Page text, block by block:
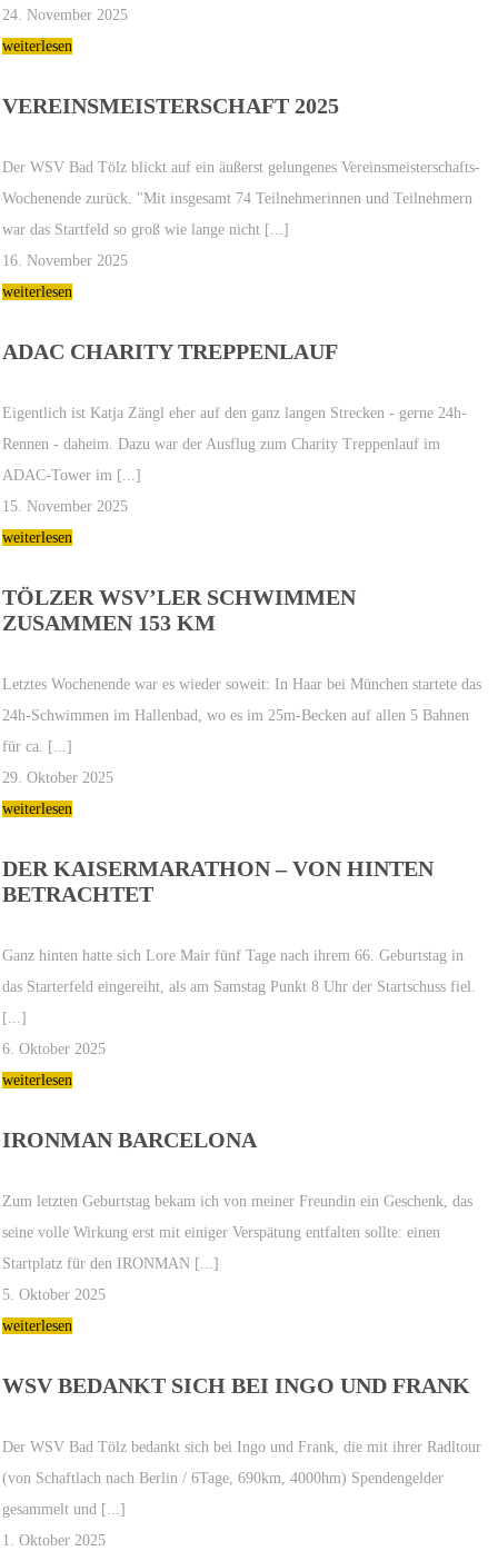
24. November 2025
weiterlesen
VEREINSMEISTERSCHAFT 2025
Der WSV Bad Tölz blickt auf ein äußerst gelungenes Vereinsmeisterschafts-
Wochenende zurück. "Mit insgesamt 74 Teilnehmerinnen und Teilnehmern
war das Startfeld so groß wie lange nicht [...]
16. November 2025
weiterlesen
ADAC CHARITY TREPPENLAUF
Eigentlich ist Katja Zängl eher auf den ganz langen Strecken - gerne 24h-
Rennen - daheim. Dazu war der Ausflug zum Charity Treppenlauf im
ADAC-Tower im [...]
15. November 2025
weiterlesen
TÖLZER WSV’LER SCHWIMMEN
ZUSAMMEN 153 KM
Letztes Wochenende war es wieder soweit: In Haar bei München startete das
24h-Schwimmen im Hallenbad, wo es im 25m-Becken auf allen 5 Bahnen
für ca. [...]
29. Oktober 2025
weiterlesen
DER KAISERMARATHON – VON HINTEN
BETRACHTET
Ganz hinten hatte sich Lore Mair fünf Tage nach ihrem 66. Geburtstag in
das Starterfeld eingereiht, als am Samstag Punkt 8 Uhr der Startschuss fiel.
[...]
6. Oktober 2025
weiterlesen
IRONMAN BARCELONA
Zum letzten Geburtstag bekam ich von meiner Freundin ein Geschenk, das
seine volle Wirkung erst mit einiger Verspätung entfalten sollte: einen
Startplatz für den IRONMAN [...]
5. Oktober 2025
weiterlesen
WSV BEDANKT SICH BEI INGO UND FRANK
Der WSV Bad Tölz bedankt sich bei Ingo und Frank, die mit ihrer Radltour
(von Schaftlach nach Berlin / 6Tage, 690km, 4000hm) Spendengelder
gesammelt und [...]
1. Oktober 2025